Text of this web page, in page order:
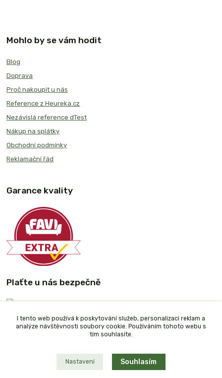
Mohlo by se vám hodit
Blog
Doprava
Proč nakoupit u nás
Reference z Heureka.cz
Nezávislá reference dTest
Nákup na splátky
Obchodní podmínky
Reklamační řád
Garance kvality
Plaťte u nás bezpečně
I tento web používá k poskytování služeb, personalizaci reklam a
analýze návštěvnosti soubory cookie. Používáním tohoto webu s
tím souhlasíte.
Nastavení Souhlasím